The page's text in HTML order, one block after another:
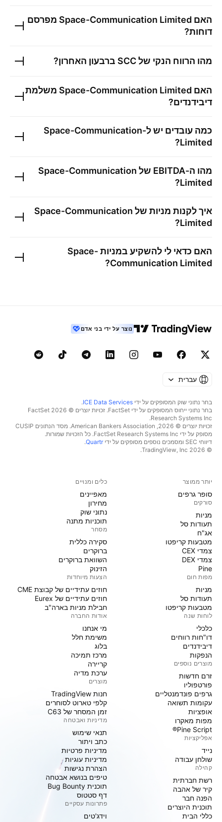
האם Space-Communication Limited מפרסם
דוחות?
מהו הרווח הנקי שלSCC ברבעון האחרון?
האם Space-Communication Limited משלמת
דיבידנדים?
כמה עובדים יש ל-Space-Communication
Limited
?
מהו ה-EBITDA של
Space-Communication
Limited
?
איך לקנות מניות של Space-Communication
Limited
?
האם כדאי לי להשקיע במניותSpace-
Communication Limited
?
נוצר על ידי בני אדם
עברית
בחר נתוני שוק המסופקים על ידי ICE Data Services
.
בחר נתוני ייחוס המסופקים על ידי FactSet. זכויות יוצרים © 2026 ‏FactSet
Research Systems Inc.‏
זכויות יוצרים © 2026, ‏American Bankers Association. מסד הנתונים CUSIP
מסופק על ידי FactSet Research Systems Inc. כל הזכויות שמורות.
דיווחי SEC ומסמכים נוספים מסופקים על ידי
Quartr
.
© 2026 ‏TradingView, Inc.‏
יותר ממוצר
סופר גרפים
סורקים
מניות‏
תעודות סל
אג"ח
מטבעות קריפטו
צמדי CEX
צמדי DEX
Pine
מפות חום
מניות‏
תעודות סל
מטבעות קריפטו
לוחות שנה
כלכלי
דו"חות רווחים
דיבידנדים
הנפקות
מוצרים נוספים
זרם חדשות
פורטפוליו
גרפים פונדמנטליים
עקומות תשואה
אופציות
מפות מאקרו
Pine Script®
אפליקציות
נייד
שולחן עבודה
קהילה
רשת חברתית
קיר של אהבה
הפנה חבר
תוכנית היוצרים
כללי הבית
כלים ומנויים
מאפיינים
מחירון
נתוני שוק
תוכניות מתנה
מסחר
סקירה כללית
ברוקרים
השוואת ברוקרים
הזינוק
הצעות מיוחדות
חוזים עתידיים של קבוצת CME
חוזים עתידיים של Eurex
חבילת מניות בארה"ב
אודות החברה
מי אנחנו
משימת חלל
בלוג
מרכז תמיכה
קריירה
ערכת מדיה
מוצרים
חנות TradingView
קלפי טארוט לסוחרים
זמן המסחר של C63
מדיניות ואבטחה
תנאי שימוש
כתב ויתור
מדיניות פרטיות
מדיניות עוגיות
הצהרת נגישות
טיפים בנושא אבטחה
תוכנית Bug Bounty
דף סטטוס
פתרונות עסקיים
וידג'טים